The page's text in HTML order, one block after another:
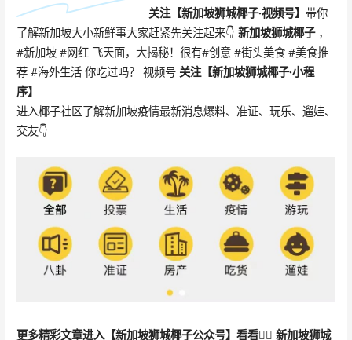
关注【新加坡狮城椰子·视频号】 带你
了解新加坡大小新鲜事大家赶紧先关注起来👇 新加坡狮城椰子，
#新加坡 #网红 飞天面，大揭秘！很有#创意 #街头美食 #美食推
荐 #海外生活 你吃过吗？ 视频号 关注【新加坡狮城椰子·小程
序】
进入椰子社区了解新加坡疫情最新消息爆料、准证、玩乐、遛娃、
交友👇
更多精彩文章进入【新加坡狮城椰子公众号】看看👇🏻 新加坡狮城